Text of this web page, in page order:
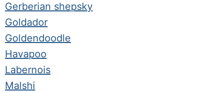
Gerberian shepsky
Goldador
Goldendoodle
Havapoo
Labernois
Malshi